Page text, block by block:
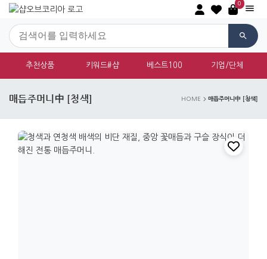
0
추천상품 키워드#샵 베스트100 기업/단체
매듭주머니中 [청색] HOME 매듭주머니中 [청색]